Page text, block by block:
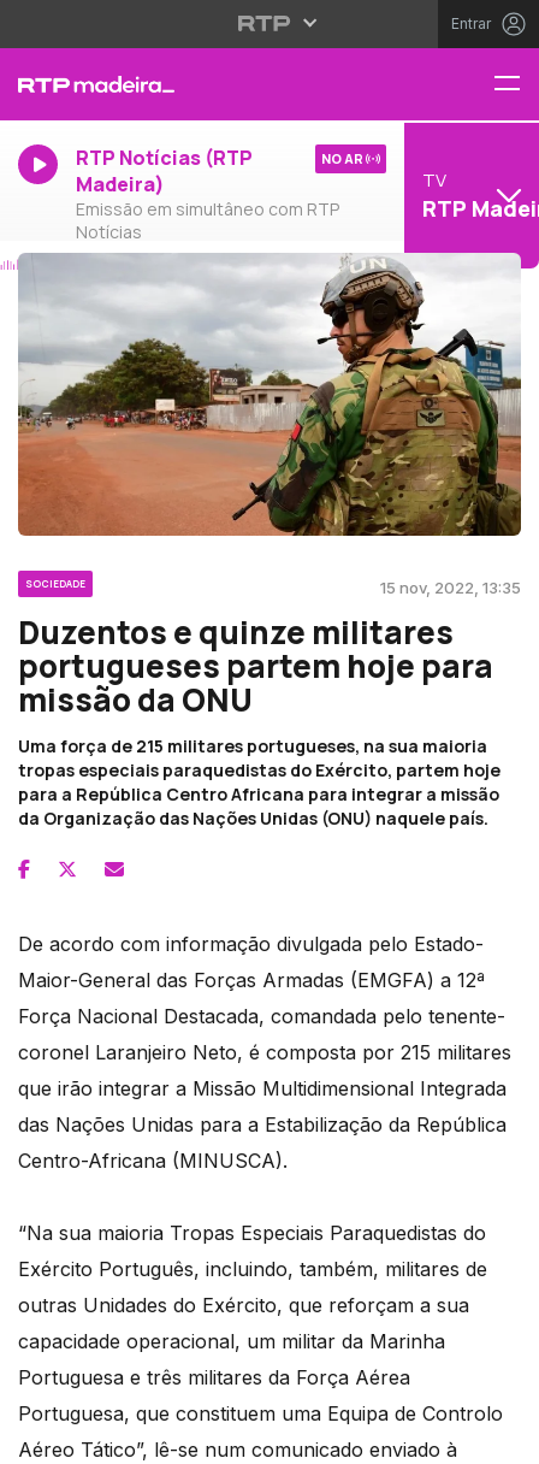
Entrar
RTP Notícias (RTP
Madeira)
Emissão em simultâneo com RTP
Notícias
NO AR
TV
RTP
SOCIEDADE 15 nov, 2022, 13:35
Duzentos e quinze militares
portugueses partem hoje para
missão da ONU
Uma força de 215 militares portugueses, na sua maioria
tropas especiais paraquedistas do Exército, partem hoje
para a República Centro Africana para integrar a missão
da Organização das Nações Unidas (ONU) naquele país.
De acordo com informação divulgada pelo Estado-
Maior-General das Forças Armadas (EMGFA) a 12ª
Força Nacional Destacada, comandada pelo tenente-
coronel Laranjeiro Neto, é composta por 215 militares
que irão integrar a Missão Multidimensional Integrada
das Nações Unidas para a Estabilização da República
Centro-Africana (MINUSCA).
“Na sua maioria Tropas Especiais Paraquedistas do
Exército Português, incluindo, também, militares de
outras Unidades do Exército, que reforçam a sua
capacidade operacional, um militar da Marinha
Portuguesa e três militares da Força Aérea
Portuguesa, que constituem uma Equipa de Controlo
Aéreo Tático”, lê-se num comunicado enviado à